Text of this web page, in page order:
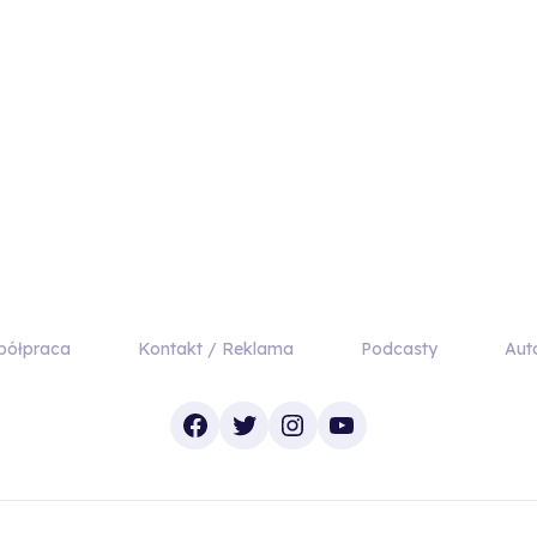
Kontakt / Reklama Podcasty
Facebook
TwitterInstagram
YouTube